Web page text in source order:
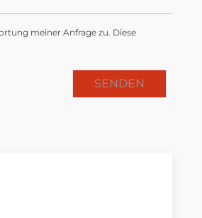
meiner Anfrage zu. Diese
SENDEN